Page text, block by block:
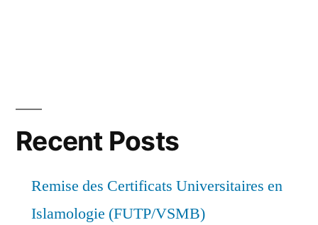
Recent Posts
Remise des Certificats Universitaires en
Islamologie (FUTP/VSMB)